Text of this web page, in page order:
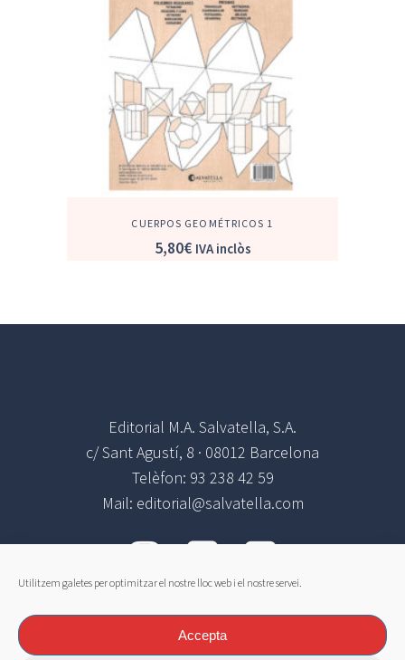
Utilitzem galetes per optimitzar el nostre lloc web i el nostre servei.
Accepta
CUERPOS GEOMÉTRICOS 1
5,80€ IVA inclòs
Editorial M.A. Salvatella, S.A.
c/ Sant Agustí, 8 · 08012 Barcelona
Telèfon: 93 238 42 59
Mail: editorial@salvatella.com
Avis Legal I Política De Privacitat
Política de compres i devolucions